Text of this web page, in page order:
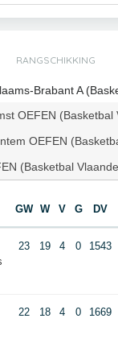
RANGSCHIKKING
Brabant A
OEFEN (Basketbal
OEFEN
(Basketbal
GW W V G DV
23 19 4 0 1543
22 18 4 0 1669